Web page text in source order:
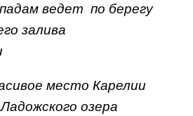
ведет по берегу
залива
место Карелии
озера